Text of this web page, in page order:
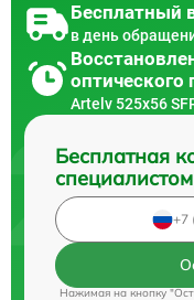
Бесплатный
в день
оптического
Artelv 525x56
Бесплатная
специалистом
Нажимая на кнопку